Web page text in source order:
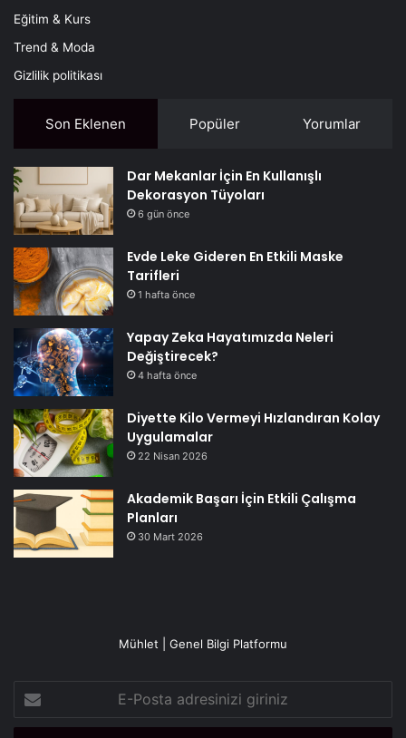
Eğitim & Kurs
Trend & Moda
Gizlilik politikası
Son Eklenen Popüler Yorumlar
Dar Mekanlar İçin En Kullanışlı
Dekorasyon Tüyoları
6 gün önce
Evde Leke Gideren En Etkili Maske
Tarifleri
1 hafta önce
Yapay Zeka Hayatımızda Neleri
Değiştirecek?
4 hafta önce
Diyette Kilo Vermeyi Hızlandıran Kolay
Uygulamalar
22 Nisan 2026
Akademik Başarı İçin Etkili Çalışma
Planları
30 Mart 2026
Mühlet | Genel Bilgi Platformu
Posta
adresinizi